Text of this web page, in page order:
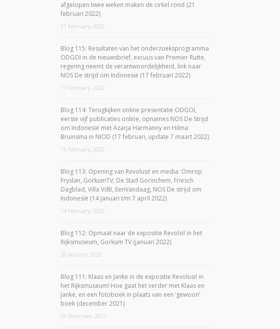
afgelopen twee weken maken de cirkel rond (21
februari 2022)
21 February, 2022
Blog 115: Resultaten van het onderzoeksprogramma
ODGOI in de nieuwsbrief, excuus van Premier Rutte,
regering neemt de verantwoordelijkheid, link naar
NOS De strijd om Indonesië (17 februari 2022)
17 February, 2022
Blog 114: Terugkijken online presentatie ODGOI,
eerste vijf publicaties online, opnames NOS De Strijd
om Indonesië met Azarja Harmanny en Hilma
Bruinsma in NIOD (17 februari, update 7 maart 2022)
15 February, 2022
Blog 113: Opening van Revolusi! en media: Omrop
Fryslan, GorkumTV, De Stad Gorinchem, Friesch
Dagblad, Villa VdB, EenVandaag, NOS De strijd om
Indonesië (14 januari t/m 7 april 2022)
14 February, 2022
Blog 112: Opmaat naar de expositie Revolsi! in het
Rijksmuseum, Gorkum TV (januari 2022)
26 January, 2022
Blog 111: Klaas en Janke in de expositie Revolusi! in
het Rijksmuseum! Hoe gaat het verder met Klaas en
Janke, en een fotoboek in plaats van een ‘gewoon’
boek (december 2021)
29 December, 2021